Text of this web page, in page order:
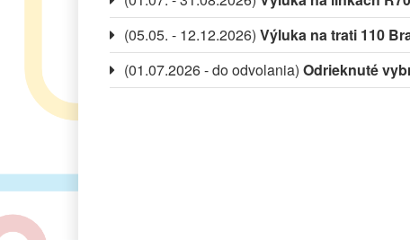
(05.05. - 12.12.2026) Výluka na trati 110
(01.07.2026 - do odvolania) Odrieknuté